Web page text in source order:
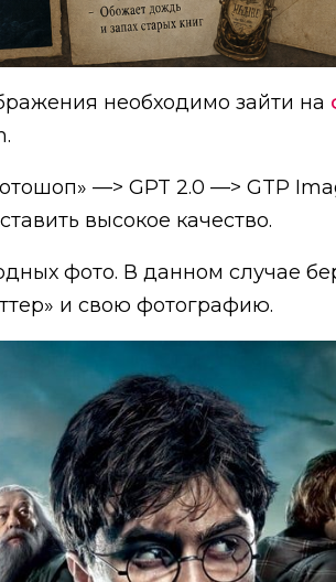
необходимо зайти на
—> GPT 2.0 —> GTP
высокое качество.
фото. В данном случае
и свою фотографию.